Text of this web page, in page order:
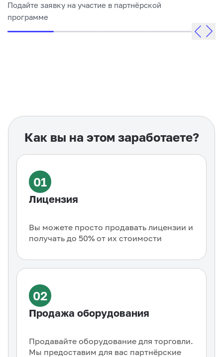
Подайте заявку на участие в партнёрской
программе
Как вы на этом заработаете?
01
Лицензия
Вы можете просто продавать лицензии и
получать до 50% от их стоимости
02
Продажа оборудования
Продавайте оборудование для торговли.
Мы предоставим для вас партнёрские